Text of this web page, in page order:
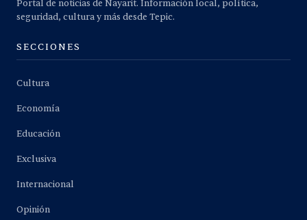
Portal de noticias de Nayarit. Información local, política,
seguridad, cultura y más desde Tepic.
SECCIONES
Cultura
Economía
Educación
Exclusiva
Internacional
Opinión